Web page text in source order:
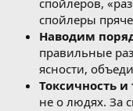
спойлеров,
спойлеры
Наводим
правильные
ясности,
Токсичность
не о людях. За